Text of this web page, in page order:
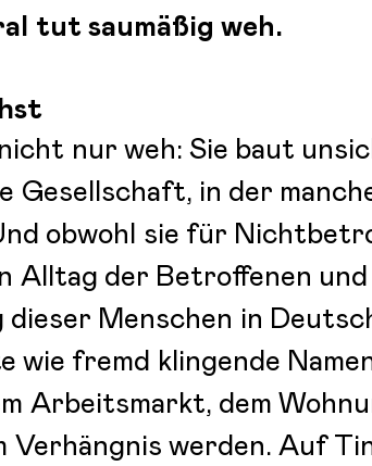
tut saumäßig weh.
nur weh: Sie baut
Gesellschaft, in der
obwohl sie für
Alltag der Betroffenen
Menschen in
fremd klingende
Arbeitsmarkt, dem
Verhängnis werden. Auf